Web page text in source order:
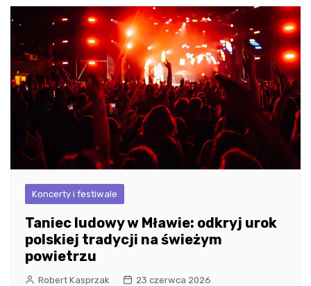
Koncerty i festiwale
Taniec ludowy w Mławie: odkryj urok
polskiej tradycji na świeżym
powietrzu
Robert Kasprzak 23 czerwca 2026